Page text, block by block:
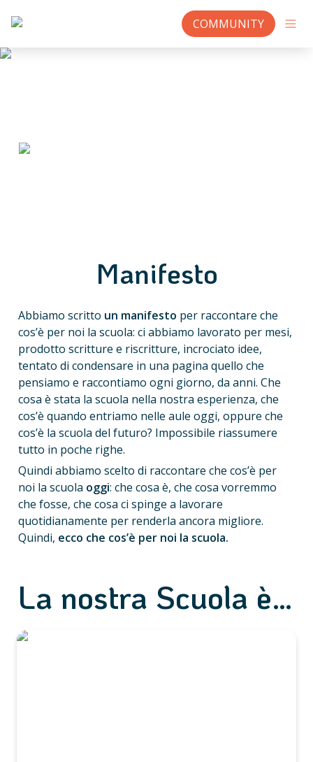
COMMUNITY
Manifesto
Abbiamo scritto un manifesto per raccontare che
cos’è per noi la scuola: ci abbiamo lavorato per mesi,
prodotto scritture e riscritture, incrociato idee,
tentato di condensare in una pagina quello che
pensiamo e raccontiamo ogni giorno, da anni. Che
cosa è stata la scuola nella nostra esperienza, che
cos’è quando entriamo nelle aule oggi, oppure che
cos’è la scuola del futuro? Impossibile riassumere
tutto in poche righe.
Quindi abbiamo scelto di raccontare che cos’è per
noi la scuola oggi: che cosa è, che cosa vorremmo
che fosse, che cosa ci spinge a lavorare
quotidianamente per renderla ancora migliore.
Quindi, ecco che cos’è per noi la scuola.
La nostra Scuola è…
Un impegno di tutti